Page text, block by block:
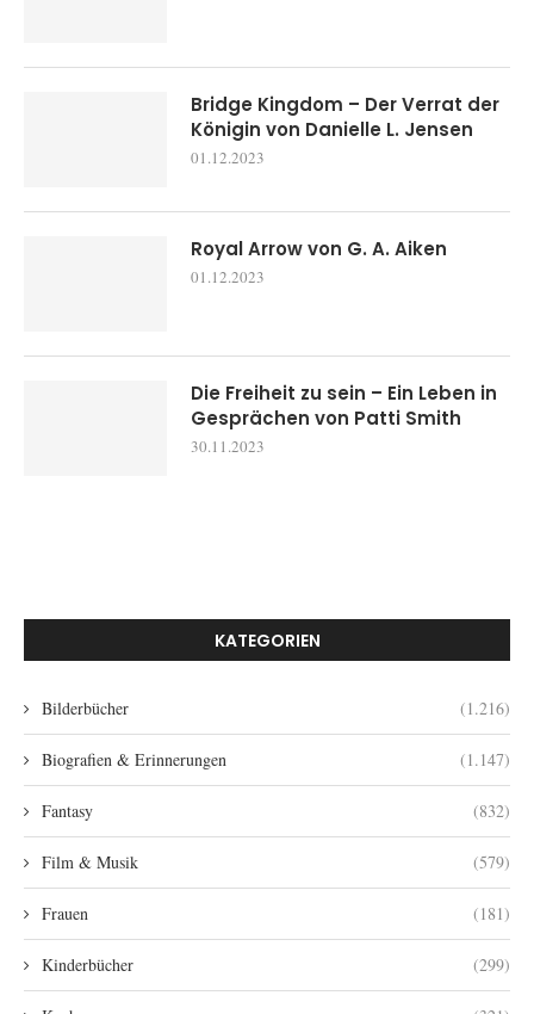
Bridge Kingdom – Der Verrat der
Königin von Danielle L. Jensen
01.12.2023
Royal Arrow von G. A. Aiken
01.12.2023
Die Freiheit zu sein – Ein Leben in
Gesprächen von Patti Smith
30.11.2023
KATEGORIEN
Bilderbücher (1.216)
Biografien & Erinnerungen (1.147)
Fantasy (832)
Film & Musik (579)
Frauen (181)
Kinderbücher (299)